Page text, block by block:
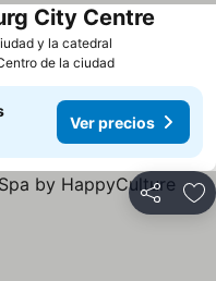
y la catedral
City Centre
de la ciudad
Ver precios
Compartir